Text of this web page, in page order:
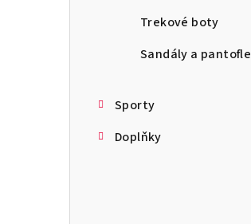
Trekové boty
Sandály a pantofle
Sporty
Doplňky